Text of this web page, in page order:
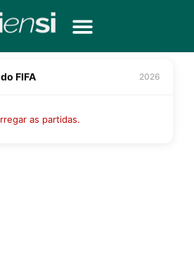
FIFA 2026
as partidas.